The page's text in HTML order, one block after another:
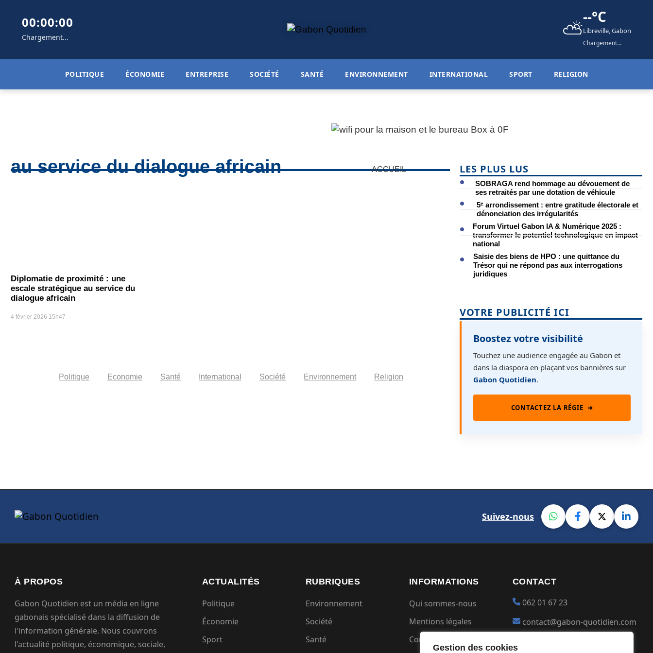
Gestion des cookies
00:00:00
Chargement... ⛅--°C
Libreville, Gabon
Chargement...
POLITIQUE ÉCONOMIE ENTREPRISE SOCIÉTÉ SANTÉ ENVIRONNEMENT INTERNATIONAL SPORT RELIGION
ACCUEIL
au service du dialogue africain
Diplomatie de proximité : une
escale stratégique au service du
dialogue africain
4 février 2026 15h47
Politique Economie Santé International Société Environnement Religion
LES PLUS LUS
SOBRAGA rend hommage au dévouement de
ses retraités par une dotation de véhicule
5ᵉ arrondissement : entre gratitude électorale et
dénonciation des irrégularités
Forum Virtuel Gabon IA & Numérique 2025 :
transformer le potentiel technologique en impact
national
Saisie des biens de HPO : une quittance du
Trésor qui ne répond pas aux interrogations
juridiques
VOTRE PUBLICITÉ ICI
Boostez votre visibilité
Touchez une audience engagée au Gabon et
dans la diaspora en plaçant vos bannières sur
Gabon Quotidien.
CONTACTEZ LA RÉGIE ➜
Suivez-nous
À PROPOS
Gabon Quotidien est un média en ligne
gabonais spécialisé dans la diffusion de
l'information générale. Nous couvrons
l'actualité politique, économique, sociale,
ACTUALITÉS
Politique
Économie
Sport
RUBRIQUES
Environnement
Société
Santé
INFORMATIONS
Qui sommes-nous
Mentions légales
Conditions générales
CONTACT
062 01 67 23
contact@gabon-quotidien.com